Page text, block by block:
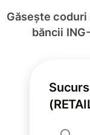
Găsește
băncii